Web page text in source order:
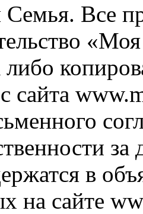
Все
либо
сайта
в
на сайте